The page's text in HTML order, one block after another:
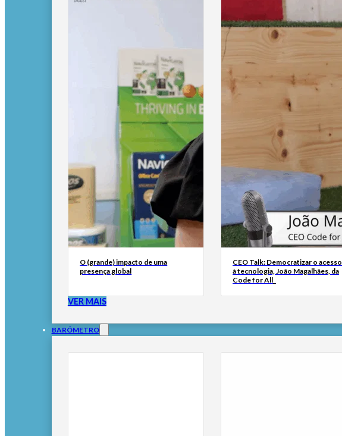
O (grande) impacto de uma
presença global
CEO Talk: Democratizar o acesso
à tecnologia, João Magalhães, da
Code for All_
VER MAIS
BARÓMETRO